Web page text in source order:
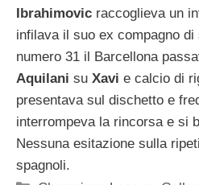
Ibrahimovic raccoglieva un
infilava il suo ex compagno di
numero 31 il Barcellona
Aquilani su Xavi e calcio di
presentava sul dischetto e
interrompeva la rincorsa e si
Nessuna esitazione sulla
spagnoli.